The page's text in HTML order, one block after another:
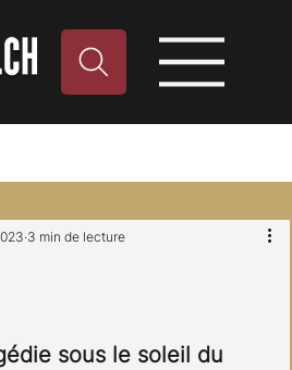
3 min de lecture
sous le soleil du